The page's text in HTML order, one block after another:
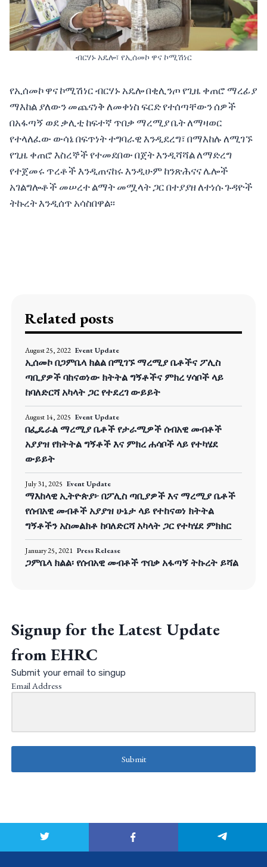
ብርሃኑ አዴሎ፣ የኢሰመኮ ዋና ኮሚሽነር
የኢሰመኮ ዋና ኮሚሽነር ብርሃኑ አዴሎ በቂሊንጦ የጊዜ ቀጠሮ ማረፊያ
ማእከል ያለውን መጨናነቅ ለመቀነስ ፍርድ የተሰጣቸውን ሰዎች
በአፋጣኝ ወደ ቃሊቲ ከፍተኛ ጥበቃ ማረሚያ ቤት ለማዛወር
የተላለፈው ውሳኔ በፍጥነት ተግባራዊ እንዲደረግ፣ በማእከሉ ለሚገኙ
የጊዜ ቀጠሮ እስረኞች የተመደበው በጀት እንዲሻሻል ለማድረግ
የተጀመሩ ጥረቶች እንዲጠናከሩ እንዲሁም ከንጽሕናና ሌሎች
አገልግሎቶች መሠረተ ልማት መሟላት ጋር በተያያዘ ለተነሱ ጉዳዮች
ትኩረት እንዲሰጥ አሳስበዋል፡፡
Related posts
August 25, 2022 Event Update
ኢሰመኮ በጋምቤላ ክልል በሚገኙ ማረሚያ ቤቶችና ፖሊስ
ጣቢያዎች ባከናወነው ክትትል ግኝቶችና ምክረ ሃሳቦች ላይ
ከባለድርሻ አካላት ጋር የተደረገ ውይይት
August 14, 2025 Event Update
በፌዴራል ማረሚያ ቤቶች የታራሚዎች ሰብአዊ መብቶች
አያያዝ የክትትል ግኝቶች እና ምክረ ሐሳቦች ላይ የተካሄደ
ውይይት
July 31, 2025 Event Update
ማእከላዊ ኢትዮጵያ፦ በፖሊስ ጣቢያዎች እና ማረሚያ ቤቶች
የሰብአዊ መብቶች አያያዝ ሁኔታ ላይ የተከናወነ ክትትል
ግኝቶችን አስመልክቶ ከባለድርሻ አካላት ጋር የተካሄደ ምክክር
January 25, 2021 Press Release
ጋምቤላ ክልል፡ የሰብአዊ መብቶች ጥበቃ አፋጣኝ ትኩረት ይሻል
Signup for the Latest Update
from EHRC
Submit your email to singup
Email Address
Submit